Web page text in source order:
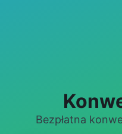
Bezpłatna